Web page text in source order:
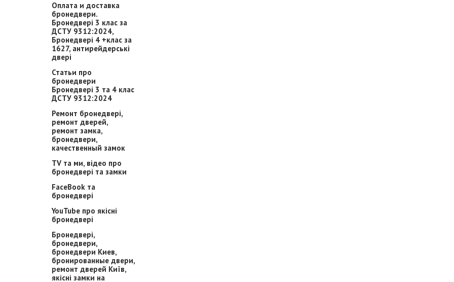
Оплата и доставка
бронедвери.
Бронедвері 3 клас за
ДСТУ 9312:2024,
Бронедвері 4 +клас за
1627, антирейдерські
двері
Статьи про
бронедвери
Бронедвері 3 та 4 клас
ДСТУ 9312:2024
Ремонт бронедвері,
ремонт дверей,
ремонт замка,
бронедвери,
качественный замок
TV та ми, відео про
бронедвері та замки
FaceBook та
бронедвері
YouTube про якісні
бронедвері
Бронедвері,
бронедвери,
бронедвери Киев,
бронированные двери,
ремонт дверей Київ,
якісні замки на